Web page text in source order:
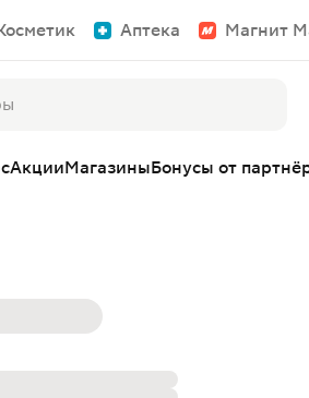
Аптека Магнит
АкцииМагазиныБонусы от